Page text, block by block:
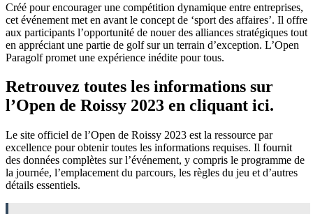
Créé pour encourager une compétition dynamique entre entreprises,
cet événement met en avant le concept de ‘sport des affaires’. Il offre
aux participants l’opportunité de nouer des alliances stratégiques tout
en appréciant une partie de golf sur un terrain d’exception. L’Open
Paragolf promet une expérience inédite pour tous.
Retrouvez toutes les informations sur
l’Open de Roissy 2023 en cliquant ici.
Le site officiel de l’Open de Roissy 2023 est la ressource par
excellence pour obtenir toutes les informations requises. Il fournit
des données complètes sur l’événement, y compris le programme de
la journée, l’emplacement du parcours, les règles du jeu et d’autres
détails essentiels.